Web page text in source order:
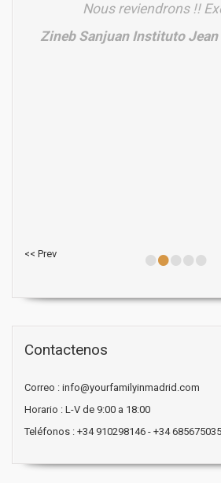
Nous reviendrons !!
Zineb Sanjuan Instituto
<< Prev •••••
Contactenos
Correo : info@yourfamilyinmadrid.com
Horario : L-V de 9:00 a 18:00
Teléfonos : +34 910298146 - +34 685675035